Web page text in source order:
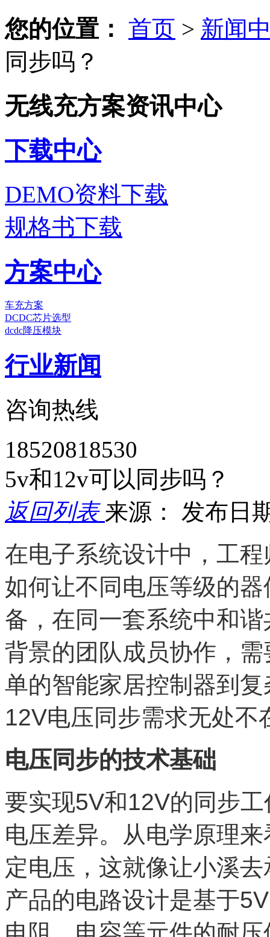
您的位置： 首页 > 新闻
同步吗？
无线充方案资讯中心
下载中心
DEMO资料下载
规格书下载
方案中心
车充方案
DCDC芯片选型
dcdc降压模块
行业新闻
咨询热线
18520818530
5v和12v可以同步吗？
返回列表来源： 发布日
在电子系统设计中，工
如何让不同电压等级的
备，在同一套系统中和
背景的团队成员协作，
单的智能家居控制器到
12V电压同步需求无处不
电压同步的技术基础
要实现5V和12V的同步
电压差异。从电学原理
定电压，这就像让小溪
产品的电路设计是基于